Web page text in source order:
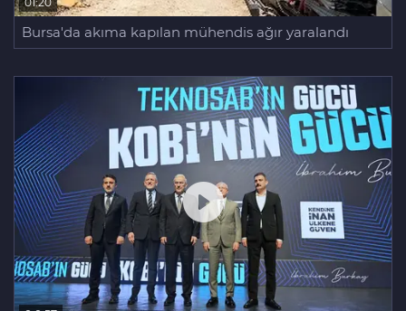
Bursa'da akıma kapılan mühendis ağır yaralandı